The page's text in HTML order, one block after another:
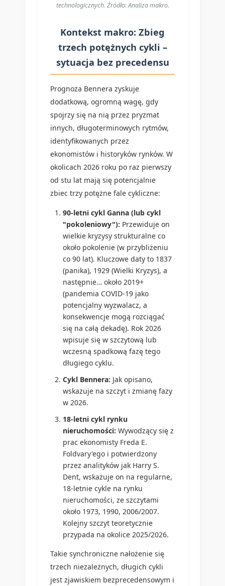
technologicznych. Źródło: Analiza makro.
Kontekst makro: Zbieg
trzech potężnych cykli –
sytuacja bez precedensu
Prognoza Bennera zyskuje
dodatkową, ogromną wagę, gdy
spojrzy się na nią przez pryzmat
innych, długoterminowych rytmów,
identyfikowanych przez
ekonomistów i historyków rynków. W
okolicach 2026 roku po raz pierwszy
od stu lat mają się potencjalnie
zbiec trzy potężne fale cykliczne:
90-letni cykl Ganna (lub cykl
"pokoleniowy"): Przewiduje on
wielkie kryzysy strukturalne co
około pokolenie (w przybliżeniu
co 90 lat). Kluczowe daty to 1837
(panika), 1929 (Wielki Kryzys), a
następnie… około 2019+
(pandemia COVID-19 jako
potencjalny wyzwalacz, a
konsekwencje mogą rozciągać
się na całą dekadę). Rok 2026
wpisuje się w szczytową lub
wczesną spadkową fazę tego
długiego cyklu.
Cykl Bennera: Jak opisano,
wskazuje na szczyt i zmianę fazy
w 2026.
18-letni cykl rynku
nieruchomości: Wywodzący się z
prac ekonomisty Freda E.
Foldvary'ego i potwierdzony
przez analityków jak Harry S.
Dent, wskazuje on na regularne,
18-letnie cykle na rynku
nieruchomości, ze szczytami
około 1973, 1990, 2006/2007.
Kolejny szczyt teoretycznie
przypada na okolice 2025/2026.
Takie synchroniczne nałożenie się
trzech niezależnych, długich cykli
jest zjawiskiem bezprecedensowym i